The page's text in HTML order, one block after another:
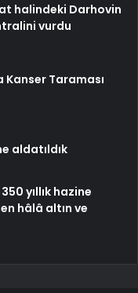
halindeki Darhovin
vurdu
Kanser Taraması
aldatıldık
yıllık hazine
hâlâ altın ve